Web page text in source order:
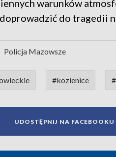
warunków
do tragedii
Policja Mazowsze
#kozienice
UDOSTĘPNIJ NA FACEBOOKU